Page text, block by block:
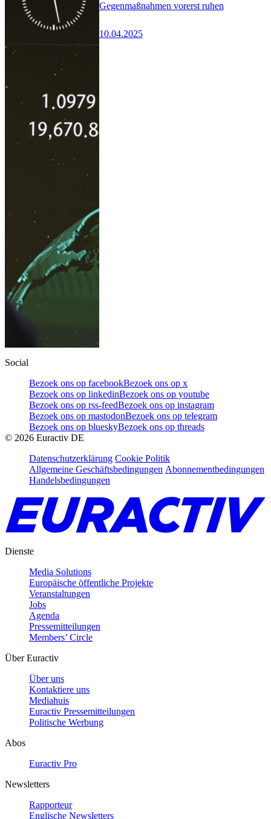
Gegenmaßnahmen vorerst ruhen
10.04.2025
Social
Bezoek ons op facebookBezoek ons op x
Bezoek ons op linkedinBezoek ons op youtube
Bezoek ons op rss-feedBezoek ons op instagram
Bezoek ons op mastodonBezoek ons op telegram
Bezoek ons op blueskyBezoek ons op threads
© 2026 Euractiv DE
Datenschutzerklärung Cookie Politik
Allgemeine Geschäftsbedingungen Abonnementbedingungen
Handelsbedingungen
Dienste
Media Solutions
Europäische öffentliche Projekte
Veranstaltungen
Jobs
Agenda
Pressemitteilungen
Members’ Circle
Über Euractiv
Über uns
Kontaktiere uns
Mediahuis
Euractiv Pressemitteilungen
Politische Werbung
Abos
Euractiv Pro
Newsletters
Rapporteur
Englische Newsletters